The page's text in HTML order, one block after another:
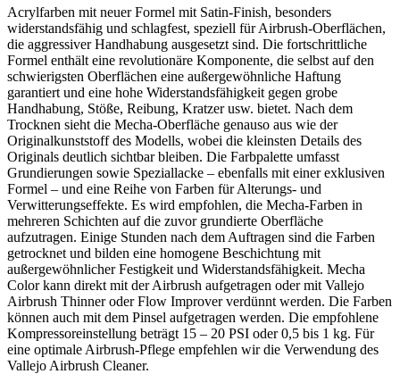
Acrylfarben mit neuer Formel mit Satin-Finish, besonders
widerstandsfähig und schlagfest, speziell für Airbrush-Oberflächen,
die aggressiver Handhabung ausgesetzt sind. Die fortschrittliche
Formel enthält eine revolutionäre Komponente, die selbst auf den
schwierigsten Oberflächen eine außergewöhnliche Haftung
garantiert und eine hohe Widerstandsfähigkeit gegen grobe
Handhabung, Stöße, Reibung, Kratzer usw. bietet. Nach dem
Trocknen sieht die Mecha-Oberfläche genauso aus wie der
Originalkunststoff des Modells, wobei die kleinsten Details des
Originals deutlich sichtbar bleiben. Die Farbpalette umfasst
Grundierungen sowie Speziallacke – ebenfalls mit einer exklusiven
Formel – und eine Reihe von Farben für Alterungs- und
Verwitterungseffekte. Es wird empfohlen, die Mecha-Farben in
mehreren Schichten auf die zuvor grundierte Oberfläche
aufzutragen. Einige Stunden nach dem Auftragen sind die Farben
getrocknet und bilden eine homogene Beschichtung mit
außergewöhnlicher Festigkeit und Widerstandsfähigkeit. Mecha
Color kann direkt mit der Airbrush aufgetragen oder mit Vallejo
Airbrush Thinner oder Flow Improver verdünnt werden. Die Farben
können auch mit dem Pinsel aufgetragen werden. Die empfohlene
Kompressoreinstellung beträgt 15 – 20 PSI oder 0,5 bis 1 kg. Für
eine optimale Airbrush-Pflege empfehlen wir die Verwendung des
Vallejo Airbrush Cleaner.